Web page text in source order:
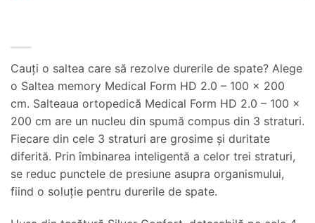
Cauți o saltea care să rezolve durerile de spate? Alege
o Saltea memory Medical Form HD 2.0 – 100 x 200
cm. Salteaua ortopedică Medical Form HD 2.0 – 100 x
200 cm are un nucleu din spumă compus din 3 straturi.
Fiecare din cele 3 straturi are grosime și duritate
diferită. Prin îmbinarea inteligentă a celor trei straturi,
se reduc punctele de presiune asupra organismului,
fiind o soluție pentru durerile de spate.